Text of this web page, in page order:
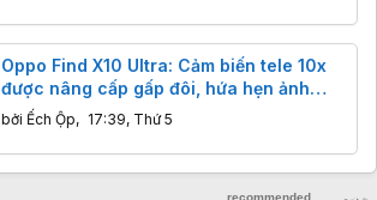
Oppo Find X10 Ultra: Cảm biến tele 10x
được nâng cấp gấp đôi, hứa hẹn ảnh
đêm đột phá
bởi Ếch Ộp, 17:39, Thứ 5